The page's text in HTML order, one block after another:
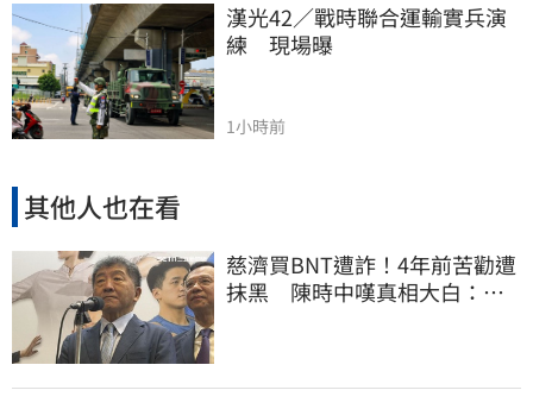
漢光42／戰時聯合運輸實兵演
練　現場曝
1小時前
其他人也在看
慈濟買BNT遭詐！4年前苦勸遭
抹黑 陳時中嘆真相大白：不